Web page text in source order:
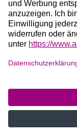
+49 800 490 4000
Social Media:
Datenschutz